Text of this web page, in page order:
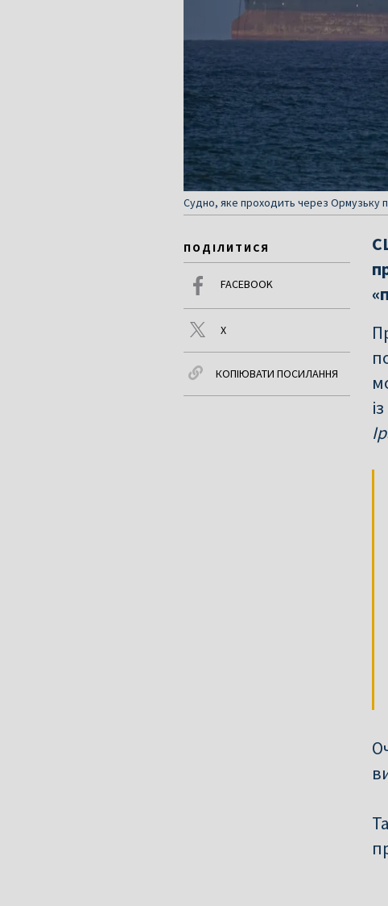
Судно, яке проходить через Ормузьку
ПОДІЛИТИСЯ
FACEBOOK
X
КОПІЮВАТИ ПОСИЛАННЯ
із